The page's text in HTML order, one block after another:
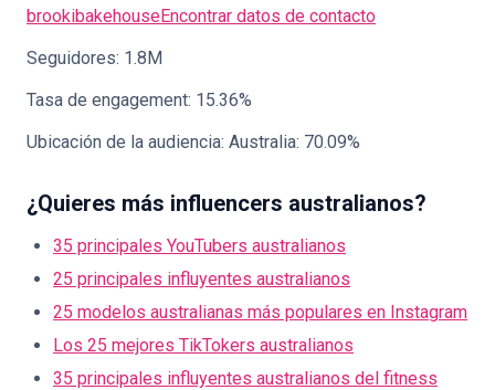
brookibakehouseEncontrar datos de contacto
Seguidores: 1.8M
Tasa de engagement: 15.36%
Ubicación de la audiencia: Australia: 70.09%
¿Quieres más influencers australianos?
35 principales YouTubers australianos
25 principales influyentes australianos
25 modelos australianas más populares en Instagram
Los 25 mejores TikTokers australianos
35 principales influyentes australianos del fitness